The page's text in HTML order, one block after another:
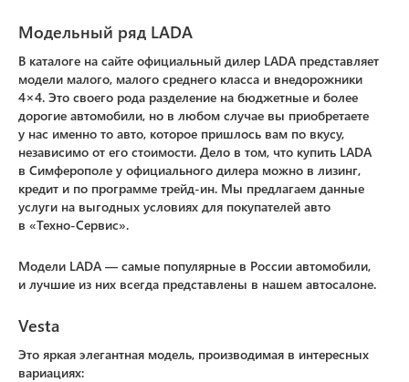
Модельный ряд LADA
В каталоге на сайте официальный дилер LADA представляет
модели малого, малого среднего класса и внедорожники
4×4. Это своего рода разделение на бюджетные и более
дорогие автомобили, но в любом случае вы приобретаете
у нас именно то авто, которое пришлось вам по вкусу,
независимо от его стоимости. Дело в том, что купить LADA
в Симферополе у официального дилера можно в лизинг,
кредит и по программе трейд-ин. Мы предлагаем данные
услуги на выгодных условиях для покупателей авто
в «Техно-Сервис».
Модели LADA — самые популярные в России автомобили,
и лучшие из них всегда представлены в нашем автосалоне.
Vesta
Это яркая элегантная модель, производимая в интересных
вариациях: